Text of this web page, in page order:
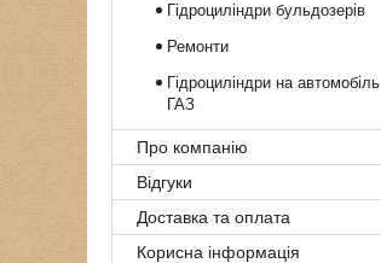
Гідроциліндри бульдозерів
Ремонти
Гідроциліндри на автомобіль
ГАЗ
Про компанію
Відгуки
Доставка та оплата
Корисна інформація